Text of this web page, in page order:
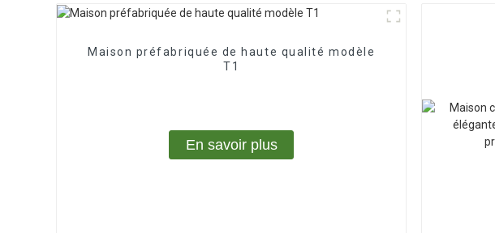
Maison préfabriquée de haute qualité modèle
T1
En savoir plus